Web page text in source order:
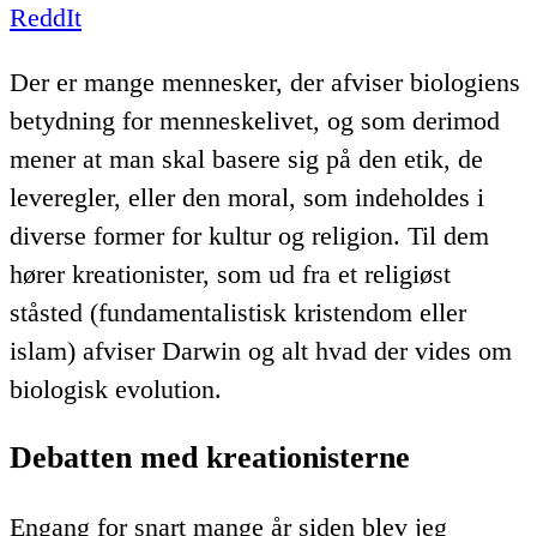
ReddIt
Der er mange mennesker, der afviser biologiens
betydning for menneskelivet, og som derimod
mener at man skal basere sig på den etik, de
leveregler, eller den moral, som indeholdes i
diverse former for kultur og religion. Til dem
hører kreationister, som ud fra et religiøst
ståsted (fundamentalistisk kristendom eller
islam) afviser Darwin og alt hvad der vides om
biologisk evolution.
Debatten med kreationisterne
Engang for snart mange år siden blev jeg